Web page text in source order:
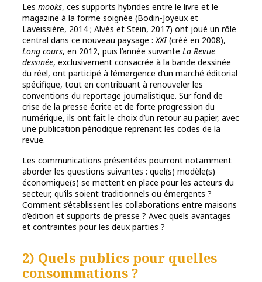
Les mooks, ces supports hybrides entre le livre et le
magazine à la forme soignée (Bodin-Joyeux et
Laveissière, 2014 ; Alvès et Stein, 2017) ont joué un rôle
central dans ce nouveau paysage : XXI(créé en 2008),
Long cours, en 2012, puis l’année suivante La Revue
dessinée, exclusivement consacrée à la bande dessinée
du réel, ont participé à l’émergence d’un marché éditorial
spécifique, tout en contribuant à renouveler les
conventions du reportage journalistique. Sur fond de
crise de la presse écrite et de forte progression du
numérique, ils ont fait le choix d’un retour au papier, avec
une publication périodique reprenant les codes de la
revue.
Les communications présentées pourront notamment
aborder les questions suivantes : quel(s) modèle(s)
économique(s) se mettent en place pour les acteurs du
secteur, qu’ils soient traditionnels ou émergents ?
Comment s’établissent les collaborations entre maisons
d’édition et supports de presse ? Avec quels avantages
et contraintes pour les deux parties ?
2) Quels publics pour quelles
consommations ?